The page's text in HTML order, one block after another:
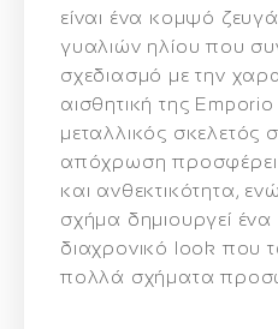
είναι ένα κομψό
γυαλιών ηλίου που
σχεδιασμό με την
αισθητική της
μεταλλικός σκελετός
απόχρωση
και ανθεκτικότητα,
σχήμα δημιουργεί ένα
διαχρονικό look που
πολλά σχήματα